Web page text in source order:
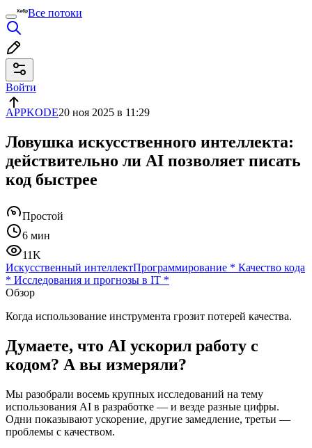
Все потоки
Войти
APPKODE20 ноя 2025 в 11:29
Ловушка искусственного интеллекта:
действительно ли AI позволяет писать
код быстрее
Простой
6 мин
11K
Искусственный интеллектПрограммирование * Качество кода
* Исследования и прогнозы в IT *
Обзор
Когда использование инструмента грозит потерей качества.
Думаете, что AI ускорил работу с
кодом? А вы измеряли?
Мы разобрали восемь крупных исследований на тему
использования AI в разработке — и везде разные цифры.
Одни показывают ускорение, другие замедление, третьи —
проблемы с качеством.